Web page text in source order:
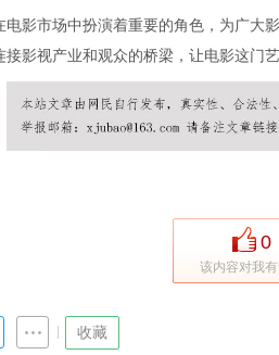
电影市场中扮演着重要的角色，为广大
影视产业和观众的桥梁，让电影这门
0
该内容对我
收藏